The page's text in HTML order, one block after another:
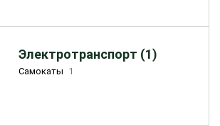
Электротранспорт (1)
Самокаты 1